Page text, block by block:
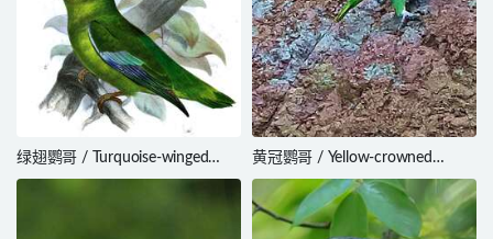
绿翅鹦哥 / Turquoise-winged
Parrotlet / Forpus spengeli
黄冠鹦哥 / Yellow-crowned
Amazon / Amazona
ochrocephala